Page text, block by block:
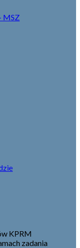
MSZ
KPRM
zadania